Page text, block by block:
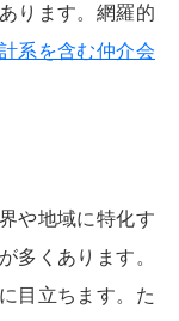
ります。網羅的
系を含む仲介会
や地域に特化す
多くあります。
目立ちます。た